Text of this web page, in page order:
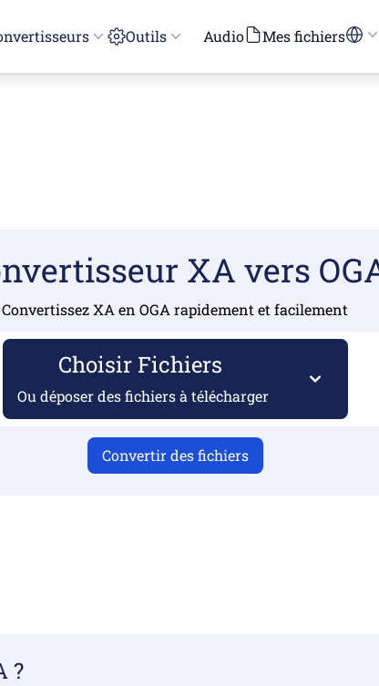
Outils Audio Mes fichiers
XA vers
Convertissez XA en OGA rapidement et facilement
Choisir Fichiers
Ou déposer des fichiers à télécharger
Convertir des fichiers
?